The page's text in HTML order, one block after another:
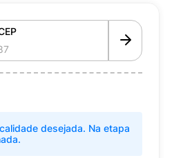
desejada. Na etapa